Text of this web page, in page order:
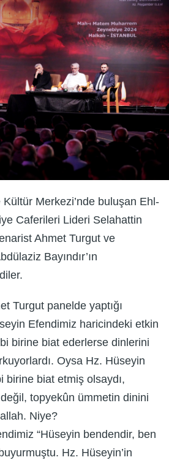
Merkezi’nde buluşan Ehl-
Caferileri Lideri Selahattin
Ahmet Turgut ve
Bayındır’ın
Turgut panelde yaptığı
Efendimiz haricindeki etkin
birine biat ederlerse dinlerini
Oysa Hz. Hüseyin
birine biat etmiş olsaydı,
topyekûn ümmetin dinini
Niye?
“Hüseyin bendendir, ben
Hz. Hüseyin’in